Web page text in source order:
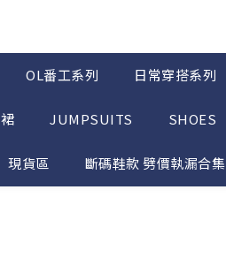
OL番工系列 日常穿搭系列
JUMPSUITS SHOES
現貨區 斷碼鞋款 劈價執漏合集